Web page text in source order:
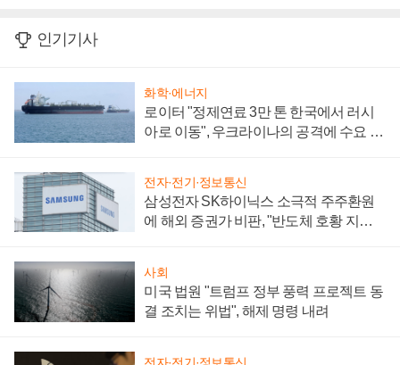
인기기사
화학·에너지
로이터 "정제연료 3만 톤 한국에서 러시
아로 이동", 우크라이나의 공격에 수요 늘
전자·전기·정보통신
삼성전자 SK하이닉스 소극적 주주환원
에 해외 증권가 비판, "반도체 호황 지속
사회
미국 법원 "트럼프 정부 풍력 프로젝트 동
결 조치는 위법", 해제 명령 내려
전자·전기·정보통신